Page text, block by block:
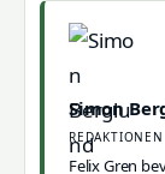
Simon
REDAKTIONEN
Felix Gren